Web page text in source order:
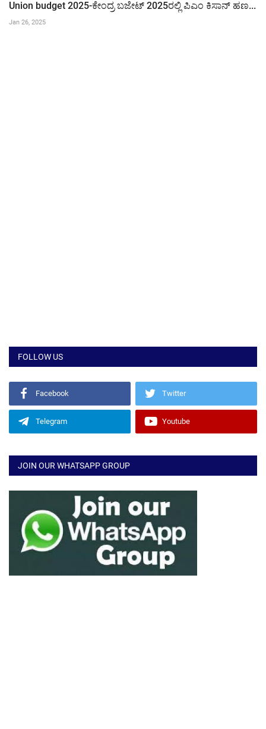
Union budget 2025-ಕೇಂದ್ರ ಬಜೇಟ್ 2025ರಲ್ಲಿ ಪಿಎಂ ಕಿಸಾನ್ ಹಣ...
Jan 26, 2025
FOLLOW US
Facebook Twitter
Telegram Youtube
JOIN OUR WHATSAPP GROUP